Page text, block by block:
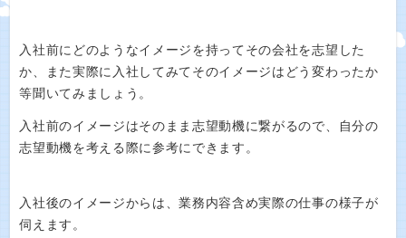
入社前にどのようなイメージを持ってその会社を志望した
か、また実際に入社してみてそのイメージはどう変わったか
等聞いてみましょう。
入社前のイメージはそのまま志望動機に繋がるので、自分の
志望動機を考える際に参考にできます。
入社後のイメージからは、業務内容含め実際の仕事の様子が
伺えます。